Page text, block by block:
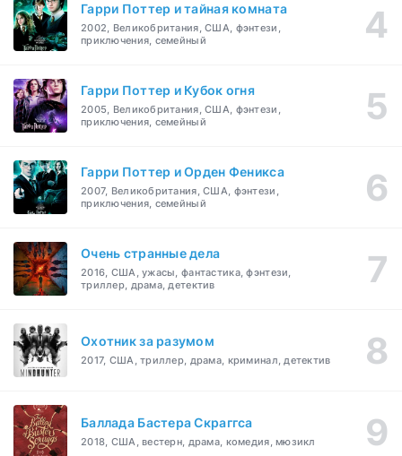
Гарри Поттер и тайная комната
2002, Великобритания, США, фэнтези,
приключения, семейный
Гарри Поттер и Кубок огня
2005, Великобритания, США, фэнтези,
приключения, семейный
Гарри Поттер и Орден Феникса
2007, Великобритания, США, фэнтези,
приключения, семейный
Очень странные дела
2016, США, ужасы, фантастика, фэнтези,
триллер, драма, детектив
Охотник за разумом
2017, США, триллер, драма, криминал, детектив
Баллада Бастера Скраггса
2018, США, вестерн, драма, комедия, мюзикл